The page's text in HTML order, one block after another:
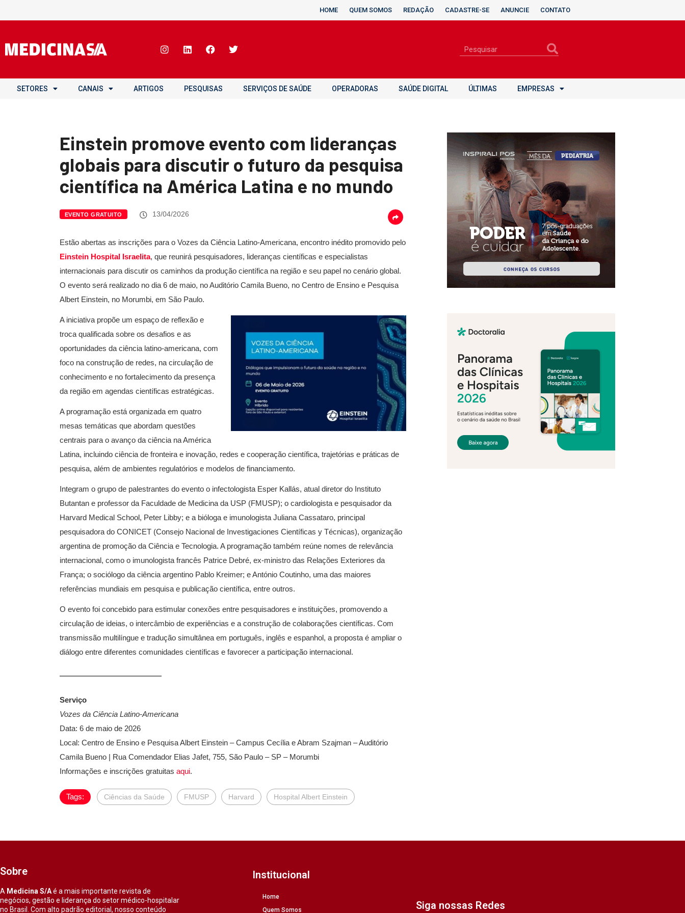
HOME QUEM SOMOS REDAÇÃO CADASTRE-SE ANUNCIE CONTATO
SETORES CANAIS ARTIGOS PESQUISAS SERVIÇOS DE SAÚDE OPERADORAS SAÚDE DIGITAL ÚLTIMAS EMPRESAS
Einstein promove evento com lideranças
globais para discutir o futuro da pesquisa
científica na América Latina e no mundo
EVENTO GRATUITO 13/04/2026
Estão abertas as inscrições para o Vozes da Ciência Latino-Americana, encontro inédito promovido pelo
Einstein Hospital Israelita, que reunirá pesquisadores, lideranças científicas e especialistas
internacionais para discutir os caminhos da produção científica na região e seu papel no cenário global.
O evento será realizado no dia 6 de maio, no Auditório Camila Bueno, no Centro de Ensino e Pesquisa
Albert Einstein, no Morumbi, em São Paulo.
A iniciativa propõe um espaço de reflexão e
troca qualificada sobre os desafios e as
oportunidades da ciência latino-americana, com
foco na construção de redes, na circulação de
conhecimento e no fortalecimento da presença
da região em agendas científicas estratégicas.
A programação está organizada em quatro
mesas temáticas que abordam questões
centrais para o avanço da ciência na América
Latina, incluindo ciência de fronteira e inovação, redes e cooperação científica, trajetórias e práticas de
pesquisa, além de ambientes regulatórios e modelos de financiamento.
Integram o grupo de palestrantes do evento o infectologista Esper Kallás, atual diretor do Instituto
Butantan e professor da Faculdade de Medicina da USP (FMUSP); o cardiologista e pesquisador da
Harvard Medical School, Peter Libby; e a bióloga e imunologista Juliana Cassataro, principal
pesquisadora do CONICET (Consejo Nacional de Investigaciones Científicas y Técnicas), organização
argentina de promoção da Ciência e Tecnologia. A programação também reúne nomes de relevância
internacional, como o imunologista francês Patrice Debré, ex-ministro das Relações Exteriores da
França; o sociólogo da ciência argentino Pablo Kreimer; e António Coutinho, uma das maiores
referências mundiais em pesquisa e publicação científica, entre outros.
O evento foi concebido para estimular conexões entre pesquisadores e instituições, promovendo a
circulação de ideias, o intercâmbio de experiências e a construção de colaborações científicas. Com
transmissão multilíngue e tradução simultânea em português, inglês e espanhol, a proposta é ampliar o
diálogo entre diferentes comunidades científicas e favorecer a participação internacional.
Serviço
Vozes da Ciência Latino-Americana
Data: 6 de maio de 2026
Local: Centro de Ensino e Pesquisa Albert Einstein – Campus Cecília e Abram Szajman – Auditório
Camila Bueno | Rua Comendador Elias Jafet, 755, São Paulo – SP – Morumbi
Informações e inscrições gratuitas aqui.
Tags: Ciências da Saúde FMUSP Harvard Hospital Albert Einstein
Sobre
A Medicina S/Aé a mais importante revista de
negócios, gestão e liderança do setor médico-hospitalar
no Brasil. Com alto padrão editorial, nosso conteúdo
Institucional
Home
Quem Somos
Siga nossas Redes